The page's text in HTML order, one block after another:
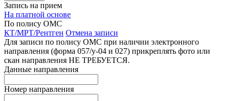
Запись на прием
На платной основе
По полису ОМС
КТ/МРТ/Рентген Отмена записи
Для записи по полису ОМС при наличии электронного
направления (форма 057/у-04 и 027) прикреплять фото или
скан направления НЕ ТРЕБУЕТСЯ.
Данные направления
Номер направления